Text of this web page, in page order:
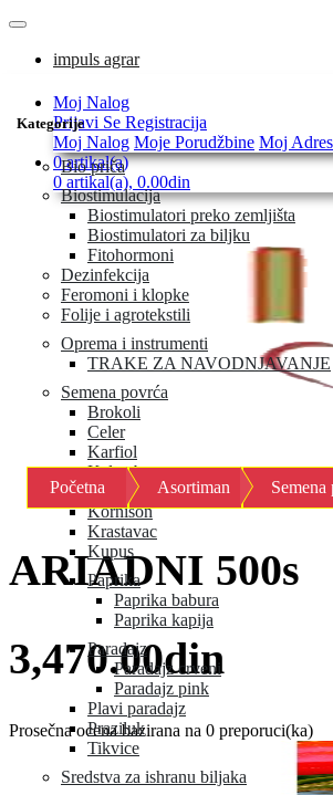
impuls agrar
Kategorije
Bio priča
Biostimulacija
Biostimulatori preko zemljišta
Biostimulatori za biljku
Fitohormoni
Dezinfekcija
Feromoni i klopke
Folije i agrotekstili
Oprema i instrumenti
TRAKE ZA NAVODNJAVANJE
Semena povrća
Brokoli
Celer
Karfiol
Keleraba
Kelj i kelj pupčar
Kornison
Krastavac
Kupus
Paprika
Paprika babura
Paprika kapija
Paradajz
Paradajz crveni
Paradajz pink
Plavi paradajz
Praziluk
Tikvice
Sredstva za ishranu biljaka
Moj Nalog
Prijavi Se Registracija
Moj Nalog Moje Porudžbine Moj
0 artikal(a)
0 artikal(a), 0.00din
Početna Asortiman Semena
ARIADNI 500s
3,470.00din
Prosečna ocena bazirana na 0 preporuci(ka)